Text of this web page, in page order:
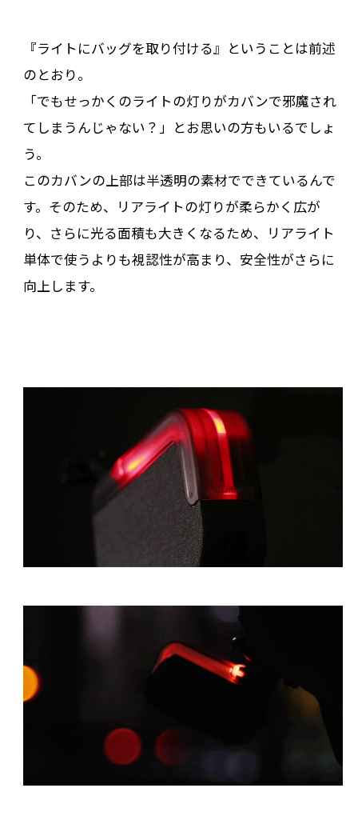
『ライトにバッグを取り付ける』ということは前述
のとおり。
「でもせっかくのライトの灯りがカバンで邪魔され
てしまうんじゃない？」とお思いの方もいるでしょ
う。
このカバンの上部は半透明の素材でできているんで
す。そのため、リアライトの灯りが柔らかく広が
り、さらに光る面積も大きくなるため、リアライト
単体で使うよりも視認性が高まり、安全性がさらに
向上します。